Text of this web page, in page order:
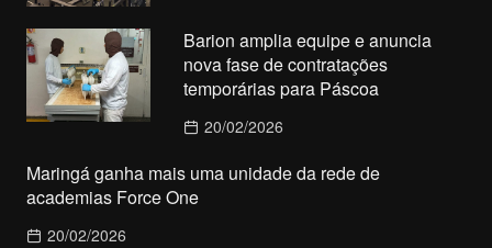
Barion amplia equipe e anuncia
nova fase de contratações
temporárias para Páscoa
20/02/2026
Maringá ganha mais uma unidade da rede de
academias Force One
20/02/2026